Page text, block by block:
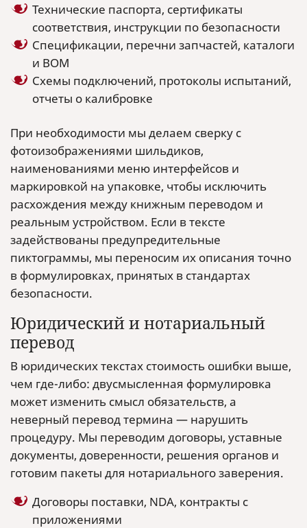
Технические паспорта, сертификаты
соответствия, инструкции по безопасности
Спецификации, перечни запчастей, каталоги
и BOM
Схемы подключений, протоколы испытаний,
отчеты о калибровке
При необходимости мы делаем сверку с
фотоизображениями шильдиков,
наименованиями меню интерфейсов и
маркировкой на упаковке, чтобы исключить
расхождения между книжным переводом и
реальным устройством. Если в тексте
задействованы предупредительные
пиктограммы, мы переносим их описания точно
в формулировках, принятых в стандартах
безопасности.
Юридический и нотариальный
перевод
В юридических текстах стоимость ошибки выше,
чем где-либо: двусмысленная формулировка
может изменить смысл обязательств, а
неверный перевод термина — нарушить
процедуру. Мы переводим договоры, уставные
документы, доверенности, решения органов и
готовим пакеты для нотариального заверения.
Договоры поставки, NDA, контракты с
приложениями